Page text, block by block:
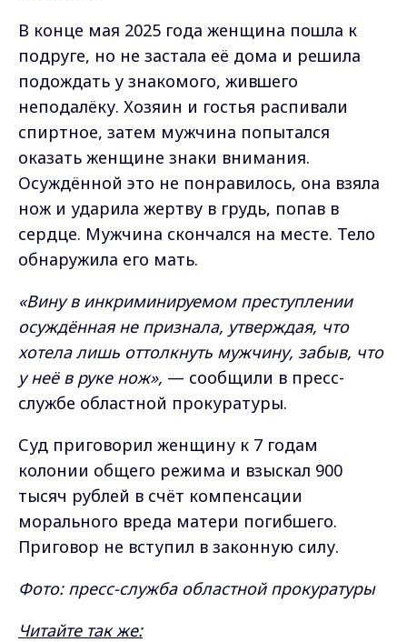
В конце мая 2025 года женщина пошла к
подруге, но не застала её дома и решила
подождать у знакомого, жившего
неподалёку. Хозяин и гостья распивали
спиртное, затем мужчина попытался
оказать женщине знаки внимания.
Осуждённой это не понравилось, она взяла
нож и ударила жертву в грудь, попав в
сердце. Мужчина скончался на месте. Тело
обнаружила его мать.
«Вину в инкриминируемом преступлении
осуждённая не признала, утверждая, что
хотела лишь оттолкнуть мужчину, забыв, что
у неё в руке нож», — сообщили в пресс-
службе областной прокуратуры.
Суд приговорил женщину к 7 годам
колонии общего режима и взыскал 900
тысяч рублей в счёт компенсации
морального вреда матери погибшего.
Приговор не вступил в законную силу.
Фото: пресс-служба областной прокуратуры
Читайте так же: